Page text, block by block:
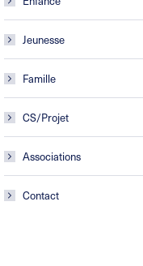
Jeunesse
Famille
CS/Projet
Associations
Contact